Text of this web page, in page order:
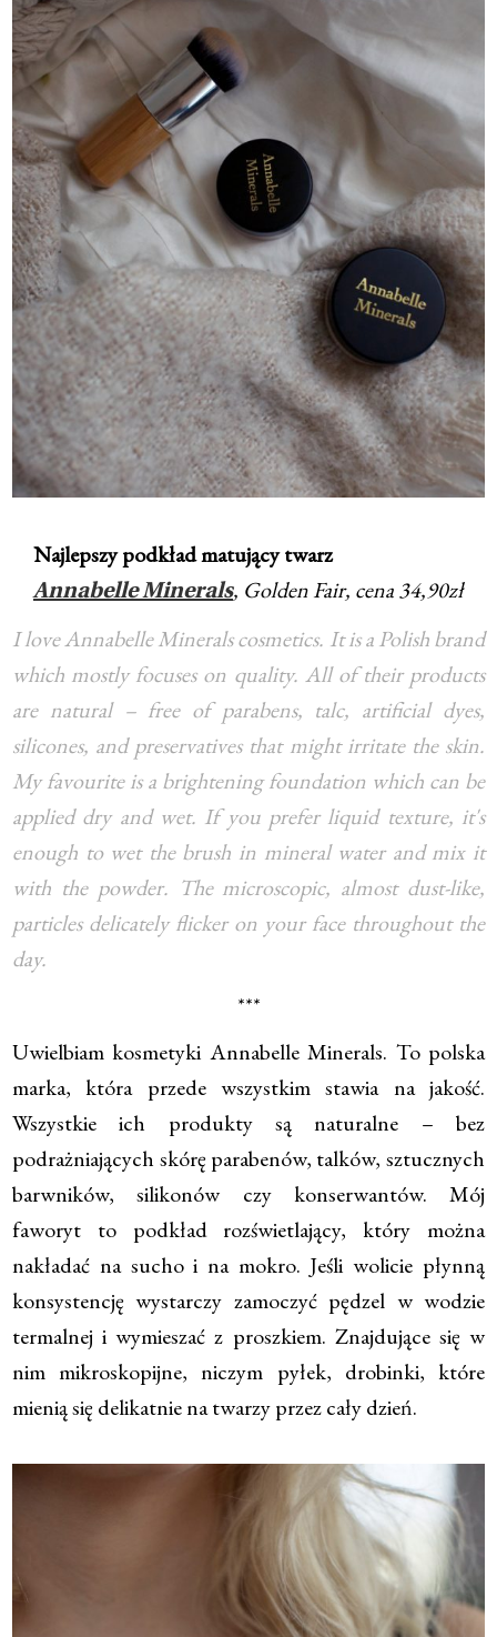
Najlepszy podkład matujący twarz
Annabelle Minerals, Golden Fair, cena 34,90zł
I love Annabelle Minerals cosmetics. It is a Polish brand
which mostly focuses on quality. All of their products
are natural – free of parabens, talc, artificial dyes,
silicones, and preservatives that might irritate the skin.
My favourite is a brightening foundation which can be
applied dry and wet. If you prefer liquid texture, it's
enough to wet the brush in mineral water and mix it
with the powder. The microscopic, almost dust-like,
particles delicately flicker on your face throughout the
day.
***
Uwielbiam kosmetyki Annabelle Minerals. To polska
marka, która przede wszystkim stawia na jakość.
Wszystkie ich produkty są naturalne – bez
podrażniających skórę parabenów, talków, sztucznych
barwników, silikonów czy konserwantów. Mój
faworyt to podkład rozświetlający, który można
nakładać na sucho i na mokro. Jeśli wolicie płynną
konsystencję wystarczy zamoczyć pędzel w wodzie
termalnej i wymieszać z proszkiem. Znajdujące się w
nim mikroskopijne, niczym pyłek, drobinki, które
mienią się delikatnie na twarzy przez cały dzień.